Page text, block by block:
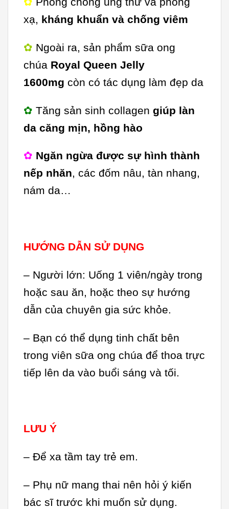
xạ, kháng khuẩn và chống viêm
✿ Ngoài ra, sản phẩm sữa ong
chúa Royal Queen Jelly
1600mg còn có tác dụng làm đẹp da
✿ Tăng sản sinh collagen giúp làn
da căng mịn, hồng hào
✿ Ngăn ngừa được sự hình thành
nếp nhăn, các đốm nâu, tàn nhang,
nám da…
HƯỚNG DẪN SỬ DỤNG
– Người lớn: Uống 1 viên/ngày trong
hoặc sau ăn, hoặc theo sự hướng
dẫn của chuyên gia sức khỏe.
– Bạn có thể dụng tinh chất bên
trong viên sữa ong chúa để thoa trực
tiếp lên da vào buổi sáng và tối.
LƯU Ý
– Để xa tầm tay trẻ em.
– Phụ nữ mang thai nên hỏi ý kiến
bác sĩ trước khi muốn sử dụng.